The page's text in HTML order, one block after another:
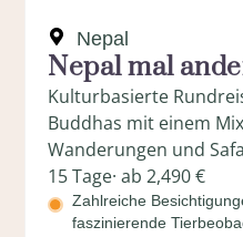
Nepal
Nepal mal
Kulturbasierte
Buddhas mit einem
Wanderungen und
15 Tage· ab 2,490 €
Zahlreiche
faszinierende